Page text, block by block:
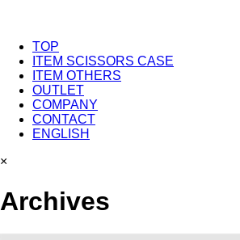
TOP
ITEM SCISSORS CASE
ITEM OTHERS
OUTLET
COMPANY
CONTACT
ENGLISH
×
Archives